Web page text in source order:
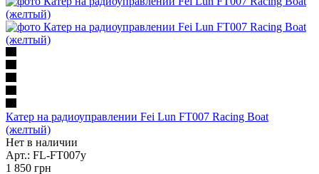
Катер на радиоуправлении Fei Lun FT007 Racing Boat
(желтый)
Нет в наличии
Арт.: FL-FT007y
1 850 грн